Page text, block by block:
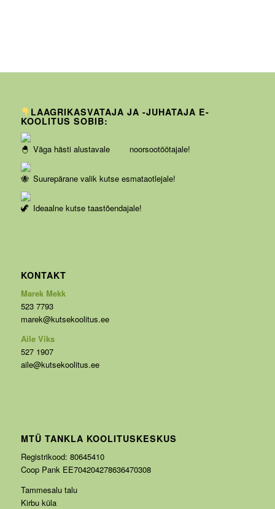
LAAGRIKASVATAJA JA -JUHATAJA E-
KOOLITUS SOBIB:
Väga hästi alustavale noorsootöötajale!
Suurepärane valik kutse esmataotlejale!
Ideaalne kutse taastõendajale!
KONTAKT
Marek Mekk
523 7793
marek@kutsekoolitus.ee
Aile Viks
527 1907
aile@kutsekoolitus.ee
MTÜ TANKLA KOOLITUSKESKUS
Registrikood: 80645410
Coop Pank EE704204278636470308
Tammesalu talu
Kirbu küla